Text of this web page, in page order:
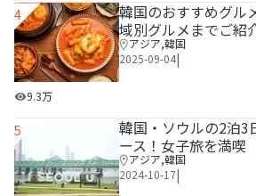
4
韓国のおすすめグルメ20選！定番か
9.3万
韓国のおすすめグル
域別グルメまでご紹
アジア,韓国
2025-09-04|
5
韓国・ソウルの2泊3
ース！女子旅を満喫
アジア,韓国
2024-10-17|